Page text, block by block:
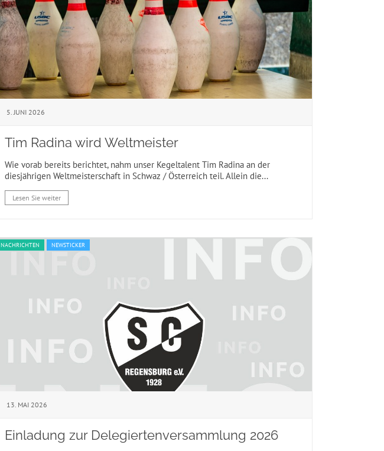
5. JUNI 2026
Tim Radina wird Weltmeister
Wie vorab bereits berichtet, nahm unser Kegeltalent Tim Radina an der
diesjährigen Weltmeisterschaft in Schwaz / Österreich teil. Allein die...
Lesen Sie weiter
NACHRICHTEN NEWSTICKER
13. MAI 2026
Einladung zur Delegiertenversammlung 2026